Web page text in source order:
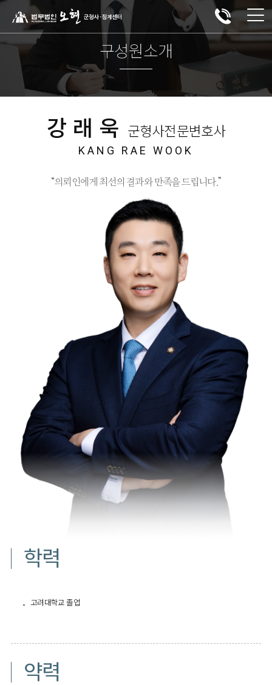
구성원소개
강래욱 군형사전문변호사
KANG RAE WOOK
“의뢰인에게 최선의 결과와 만족을 드립니다.”
학력
고려대학교 졸업
약력